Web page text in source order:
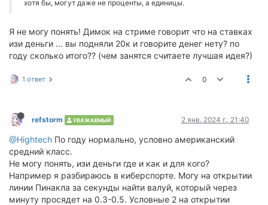
хотя бы, могут даже не проценты, а единицы.
Я не могу понять! Димок на стриме говорит что на ставках
изи деньги ... вы подняли 20к и говорите денег нету? по
году сколько итого?? (чем занятся считаете лучшая идея?)
1 ответ 0
refstorm УВАЖАЕМЫЙ 2 янв. 2024 г., 21:40
@Hightech По году нормально, условно американский
средний класс.
Не могу понять, изи деньги где и как и для кого?
Например я разбираюсь в киберспорте. Могу на открытии
линии Пинакла за секунды найти валуй, который через
минуту просядет на 0.3-0.5. Условные 2 на открытии